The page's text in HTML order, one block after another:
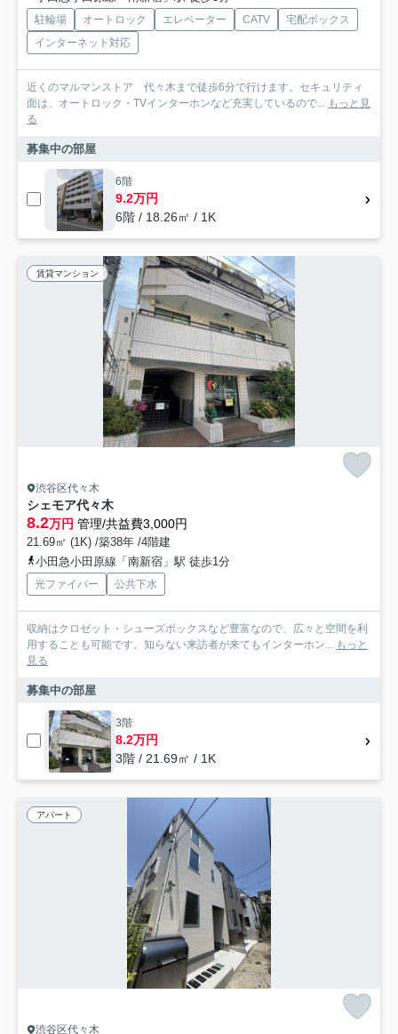
駐輪場 オートロック エレベーター CATV
宅配ボックス
インターネット対応
近くのマルマンストア 代々木まで徒歩6分で行けます。セキュリティ
面は、オートロック・TVインターホンなど充実しているので...
もっと見
る
募集中の部屋
6階
9.2万円
6階 / 18.26㎡ / 1K
賃貸マンション
渋谷区代々木
シェモア代々木
8.2万円 管理/共益費3,000円
21.69㎡ (1K) /築38年 /4階建
小田急小田原線「南新宿」駅 徒歩1分
光ファイバー 公共下水
収納はクロゼット・シューズボックスなど豊富なので、広々と空間を利
用することも可能です。知らない来訪者が来てもインターホン... もっと
見る
募集中の部屋
3階
8.2万円
3階 / 21.69㎡ / 1K
アパート
渋谷区代々木